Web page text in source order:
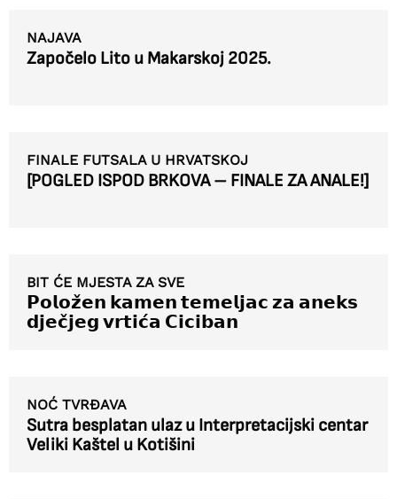
NAJAVA
Započelo Lito u Makarskoj 2025.
FINALE FUTSALA U HRVATSKOJ
[POGLED ISPOD BRKOVA – FINALE ZA ANALE!]
BIT ĆE MJESTA ZA SVE
𝗣𝗼𝗹𝗼𝘇̌𝗲𝗻 𝗸𝗮𝗺𝗲𝗻 𝘁𝗲𝗺𝗲𝗹𝗷𝗮𝗰 𝘇𝗮 𝗮𝗻𝗲𝗸𝘀
𝗱𝗷𝗲𝗰̌𝗷𝗲𝗴 𝘃𝗿𝘁𝗶𝗰́𝗮 𝗖𝗶𝗰𝗶𝗯𝗮𝗻
NOĆ TVRĐAVA
Sutra besplatan ulaz u Interpretacijski centar
Veliki Kaštel u Kotišini